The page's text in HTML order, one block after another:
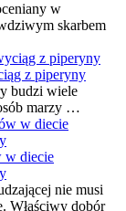
w
skarbem
z piperyny
budzi wiele
marzy …
w diecie
nie musi
Właściwy dobór